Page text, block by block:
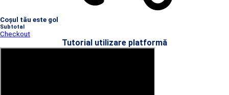
Coșul tău este gol
Subtotal
Checkout
Tutorial utilizare platformă